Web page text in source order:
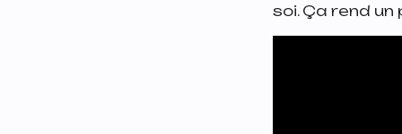
soi. Ça rend un